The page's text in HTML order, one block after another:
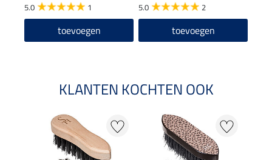
5.0 1
toevoegen
5.0 2
toevoegen
KLANTEN KOCHTEN OOK